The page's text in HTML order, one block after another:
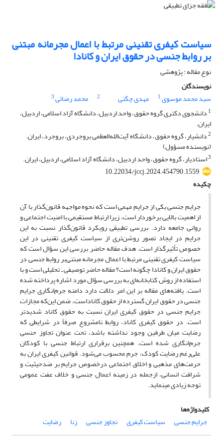
سیاست کیفری تقنینی مرتبط با اعمال مجرمانه مبتنی
بر روابط جنسی در حقوق ایران و کانادا
نوع مقاله : پژوهشی
نویسندگان
سید محمد موسوی1 مهدی چگنی 2 محمد رضائی3
1 دانشجوی دکتری گروه حقوق، واحد اردبیل، دانشگاه آزاد اسلامی، اردبیل،
ایران.
2دانشیار، گروه حقوق، دانشگاه آیت‌الله‌العظمی بروجردی، بروجرد، ایران.
(نویسنده مسؤول)
3استادیار، گروه حقوق، واحد اردبیل، دانشگاه آزاد اسلامی، اردبیل، ایران.
10.22034/jccj.2024.454790.1559
چکیده
جرایم جنسی یکی از جرایم مهمی است که نحوه مواجهه قانون‌گذار با آن
از اهمیت بالایی برخوردار است، زیرا ارتباط مستقیمی با امنیت اجتماعی و
روانی جامعه دارد. بررسی تطبیقی رویکرد قانون‌گذار نسبت به این
جرایم در ایجاد تصور روشن‌تری از سیاست کیفری تقنینی در این
خصوص تأثیرگذار است. هدف مقاله حاضر بررسی این سؤال است که
سیاست کیفری تقنینی مرتبط با اعمال مجرمانه مبتنی‌بر روابط جنسی در
حقوق ایران و کانادا چگونه است؟ مقاله حاضر توصیفی ـ تحلیلی است و با
استفاده از روش کتابخانه‌ای به بررسی سؤال مورد اشاره پرداخته شده
است. یافته‌های مقاله بر این امر دلالت دارد دامنه جرم‌انگاری جرایم
جنسی در حقوق ایران گسترده از حقوق کاناداست، ضمن این‌که مجازات
جرایم جنسی در حقوق کیفری ایران نسبت به حقوق کاناد شدیدتر
است. در حقوق کیفری کاناد، روابط نامشروع صرفاً در شرایطی که
رضایت میان طرفین وجود نداشته باشد، تحت عنوان تجاوز حنسی
جرم‌انگاری شده است. همچنین برقراری ارتباط جنسی با کودکان
علی‌رغم رضایت کودک، جرم محسوب می‌شود. قوانین کیفری ایران به
حرمت‌های مذهبی و اخلاق اجتماعی درخصوص جرایم بر ضدحیثیت و
شرافت انسانی، ازجمله در زمینه اعمال جنسی و خلاف عفت عمومی
توجه زیادی می‎نماید.
کلیدواژه‌ها
جرایم جنسی
سیاست کیفری تجاوز جنسی زنا رضایت